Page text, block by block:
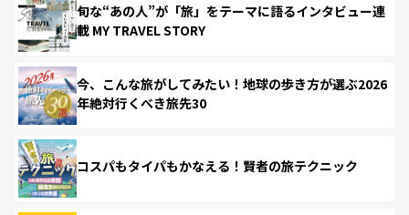
旬な“あの人”が「旅」をテーマに語るインタビュー連
載 MY TRAVEL STORY
今、こんな旅がしてみたい！地球の歩き方が選ぶ2026
年絶対行くべき旅先30
コスパもタイパもかなえる！賢者の旅テクニック